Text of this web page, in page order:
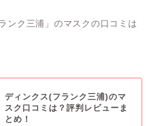
ンク三浦」のマスクの口コミは
ディンクス(フランク三浦)のマ
スク口コミは？評判レビューま
とめ！